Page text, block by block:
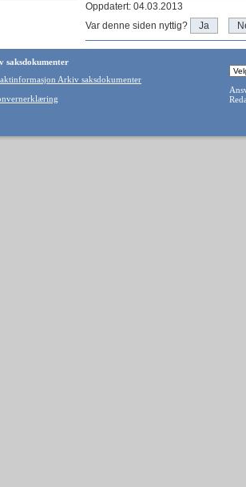
Oppdatert: 04.03.2013
Var denne siden nyttig?
Ja
saksdokumenter
Arkiv saksdokumenter